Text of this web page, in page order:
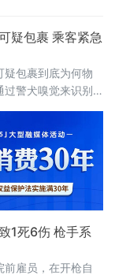
疑包裹 乘客紧急
疑包裹到底为何物
过警犬嗅觉来识别
1死6伤 枪手系
雇员，在开枪自